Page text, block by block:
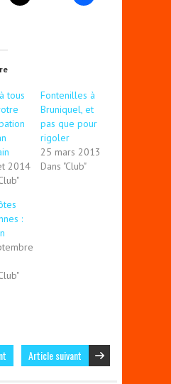
tous
2014
Fontenilles à
Bruniquel, et
pas que pour
rigoler
25 mars 2013
Dans "Club"
:
Article suivant